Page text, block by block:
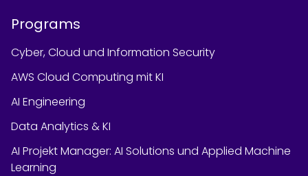
Programs
Cyber, Cloud und Information Security
AWS Cloud Computing mit KI
AI Engineering
Data Analytics & KI
AI Projekt Manager: AI Solutions und Applied Machine
Learning